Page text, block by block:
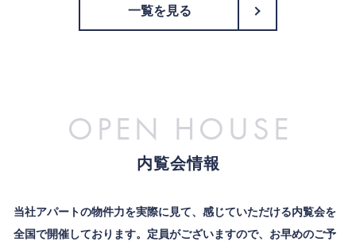
一覧を見る
OPEN HOUSE
内覧会情報
当社アパートの物件力を実際に見て、感じていただける内覧会を
全国で開催しております。定員がございますので、お早めのご予